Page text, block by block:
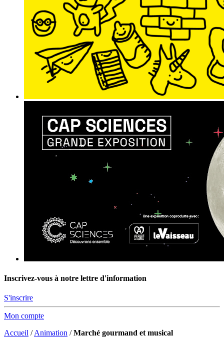
Inscrivez-vous à notre lettre d'information
S'inscrire
Mon compte
Accueil /Animation /Marché gourmand et musical